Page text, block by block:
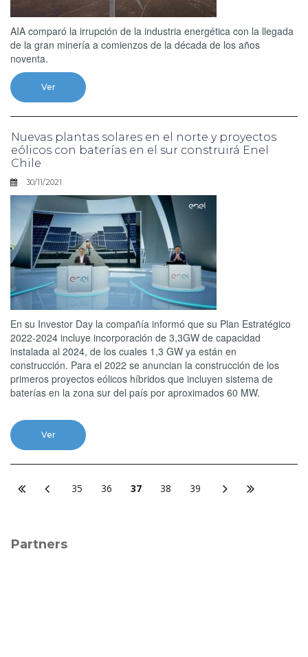
AIA comparó la irrupción de la industria energética con la llegada
de la gran minería a comienzos de la década de los años
noventa.
Ver
Nuevas plantas solares en el norte y proyectos
eólicos con baterías en el sur construirá Enel
Chile
30/11/2021
En su Investor Day la compañía informó que su Plan Estratégico
2022-2024 incluye incorporación de 3,3GW de capacidad
instalada al 2024, de los cuales 1,3 GW ya están en
construcción. Para el 2022 se anuncian la construcción de los
primeros proyectos eólicos híbridos que incluyen sistema de
baterías en la zona sur del país por aproximados 60 MW.
Ver
35 36 37 38 39
Partners